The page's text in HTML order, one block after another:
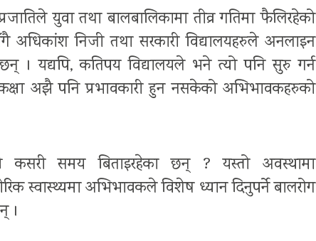
युवा तथा बालबालिकामा तीव्र गतिमा फैलिरहेको
अधिकांश निजी तथा सरकारी विद्यालयहरुले अनलाइन
छन् । यद्यपि, कतिपय विद्यालयले भने त्यो पनि सुरु गर्न
अझै पनि प्रभावकारी हुन नसकेको अभिभावकहरुको
कसरी समय बिताइरहेका छन् ? यस्तो अवस्थामा
स्वास्थ्यमा अभिभावकले विशेष ध्यान दिनुपर्ने बालरोग
।